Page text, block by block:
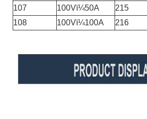
107 100Vï¼50A 215
108
100Vï¼100A 216